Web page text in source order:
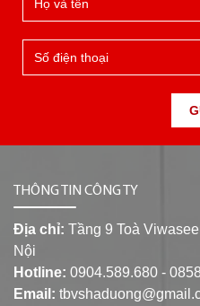
THÔNG TIN CÔNG TY
Địa chỉ: Tầng 9 Toà
Nội
Hotline: 0904.589.680 -
Email: